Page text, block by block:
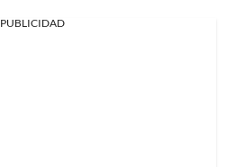
PUBLICIDAD